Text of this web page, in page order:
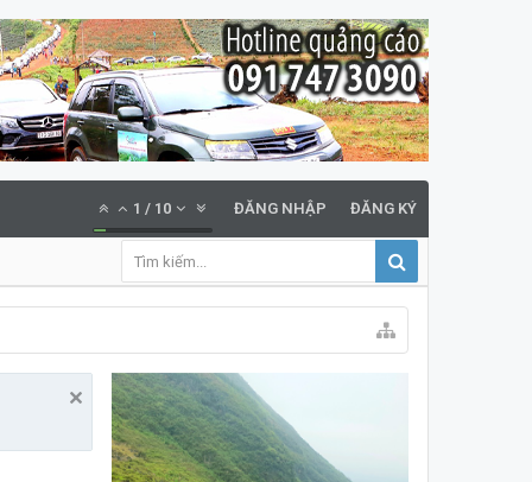
1 / 10 ĐĂNG NHẬP ĐĂNG KÝ